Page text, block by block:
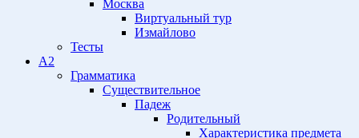
Москва
Виртуальный тур
Измайлово
Тесты
A2
Грамматика
Существительное
Падеж
Родительный
Характеристика предмета